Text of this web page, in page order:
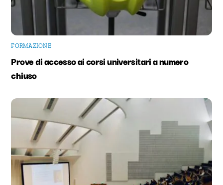
FORMAZIONE
Prove di accesso ai corsi universitari a numero
chiuso